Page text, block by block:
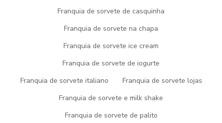
Franquia de sorvete de casquinha
Franquia de sorvete na chapa
Franquia de sorvete ice cream
Franquia de sorvete de iogurte
Franquia de sorvete italiano
Franquia de sorvete lojas
Franquia de sorvete e milk shake
Franquia de sorvete de palito
ESPECIALISTA EM SORVETE
ARTESANAL SP
uma estrutura com máquinas de última geração e equipamentos
sofisticados, tudo para oferecer
sorvete artesanal SP com
tecnologia própria.
sorvete artesanal SP
uma empresa que ofereça ótima qualidade e tecnologia própria,